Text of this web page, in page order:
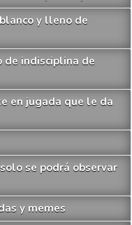
y lleno de
de indisciplina de
en jugada que le da
se podrá observar
y memes